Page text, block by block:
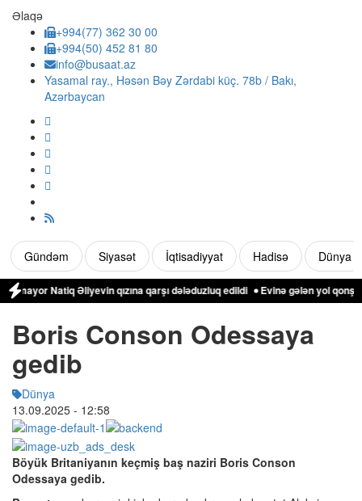
Əlaqə
+994(77) 362 30 00
+994(50) 452 81 80
info@busaat.az
Yasamal ray., Həsən Bəy Zərdabi küç. 78b / Bakı,
Azərbaycan
Gündəm Siyasət İqtisadiyyat Hadisə Dünya
Natiq Əliyevin qızına qarşı dələduzluq edildi Evinə gələn yol qonşusu
Boris Conson Odessaya
gedib
Dünya
13.09.2025 - 12:58
Böyük Britaniyanın keçmiş baş naziri Boris Conson
Odessaya gedib.